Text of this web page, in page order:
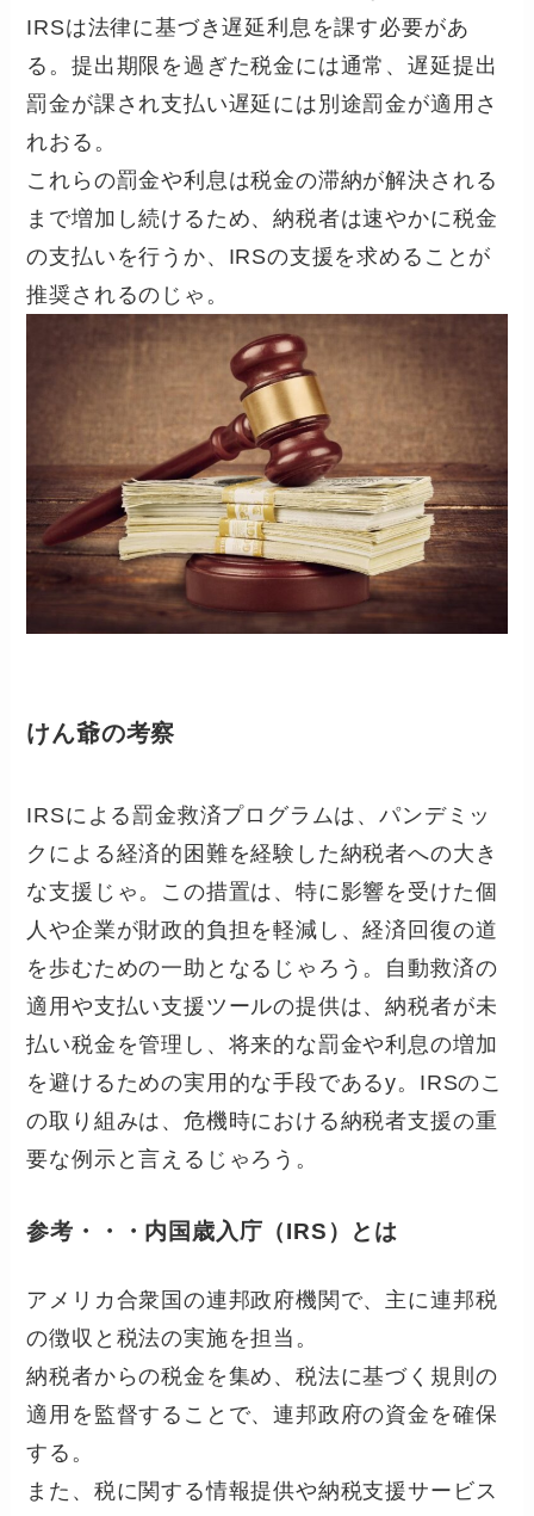
IRSは法律に基づき遅延利息を課す必要があ
る。提出期限を過ぎた税金には通常、遅延提出
罰金が課され支払い遅延には別途罰金が適用さ
れおる。
これらの罰金や利息は税金の滞納が解決される
まで増加し続けるため、納税者は速やかに税金
の支払いを行うか、IRSの支援を求めることが
推奨されるのじゃ。
けん爺の考察
IRSによる罰金救済プログラムは、パンデミッ
クによる経済的困難を経験した納税者への大き
な支援じゃ。この措置は、特に影響を受けた個
人や企業が財政的負担を軽減し、経済回復の道
を歩むための一助となるじゃろう。自動救済の
適用や支払い支援ツールの提供は、納税者が未
払い税金を管理し、将来的な罰金や利息の増加
を避けるための実用的な手段であるy。IRSのこ
の取り組みは、危機時における納税者支援の重
要な例示と言えるじゃろう。
参考・・・内国歳入庁（IRS）とは
アメリカ合衆国の連邦政府機関で、主に連邦税
の徴収と税法の実施を担当。
納税者からの税金を集め、税法に基づく規則の
適用を監督することで、連邦政府の資金を確保
する。
また、税に関する情報提供や納税支援サービス